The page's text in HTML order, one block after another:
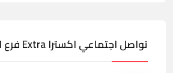
تواصل اجتماعي اكسترا Extra فرع الخبر- العزيزية